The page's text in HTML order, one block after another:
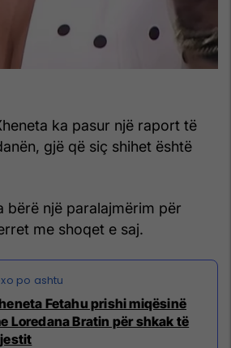
ka pasur një raport të
gjë që siç shihet është
bërë një paralajmërim për
me shoqet e saj.
Fetahu prishi miqësinë
Loredana Bratin për shkak të